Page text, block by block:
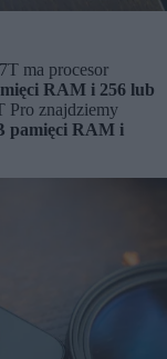
ma procesor
RAM i 256 lub
Pro znajdziemy
pamięci RAM i